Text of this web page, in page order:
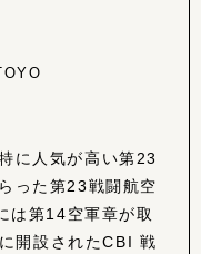
に人気が高い第23
った第23戦闘航空
は第14空軍章が取
開設されたCBI 戦